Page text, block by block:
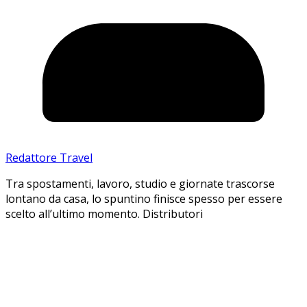
Redattore Travel
Tra spostamenti, lavoro, studio e giornate trascorse
lontano da casa, lo spuntino finisce spesso per essere
scelto all’ultimo momento. Distributori